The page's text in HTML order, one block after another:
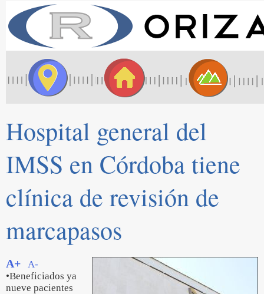
Hospital general del
IMSS en Córdoba tiene
clínica de revisión de
marcapasos
A+
A-
•Beneficiados ya
nueve pacientes